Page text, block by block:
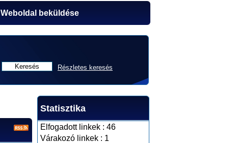
Weboldal beküldése
Részletes keresés
Statisztika
Elfogadott linkek : 46
Várakozó linkek : 1